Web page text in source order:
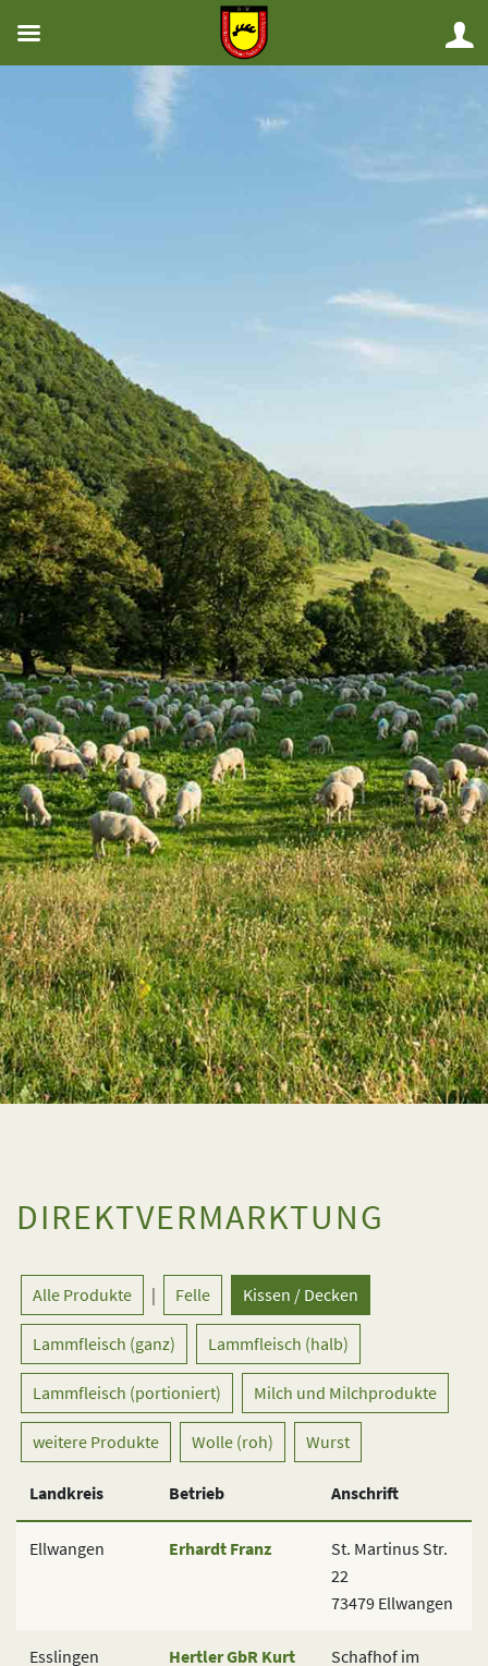
DIREKTVERMARKTUNG
Alle Produkte | Felle Kissen / Decken
Lammfleisch (ganz) Lammfleisch (halb)
Lammfleisch (portioniert) Milch und Milchprodukte
weitere Produkte Wolle (roh) Wurst
Landkreis Betrieb Anschrift
Ellwangen Erhardt Franz
St. Martinus Str.
22
73479 Ellwangen
Esslingen Hertler GbR Kurt
Schafhof im